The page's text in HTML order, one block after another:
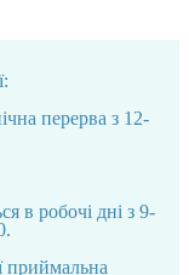
перерва з 12-
в робочі дні з 9-
приймальна